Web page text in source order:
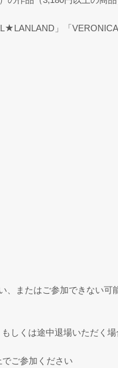
」「
、またはご参加できない可
くは途中退場いただく場
ご参加ください